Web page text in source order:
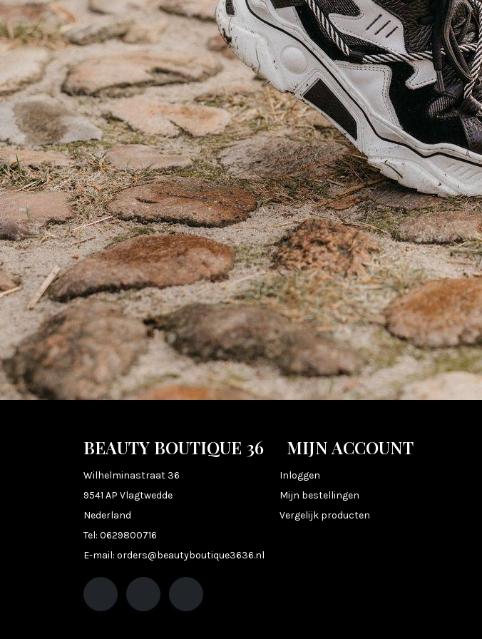
BEAUTY BOUTIQUE 36
Wilhelminastraat 36
9541 AP Vlagtwedde
Nederland
Tel: 0629800716
E-mail: orders@beautyboutique3636.nl
MIJN ACCOUNT
Inloggen
Mijn bestellingen
Vergelijk producten